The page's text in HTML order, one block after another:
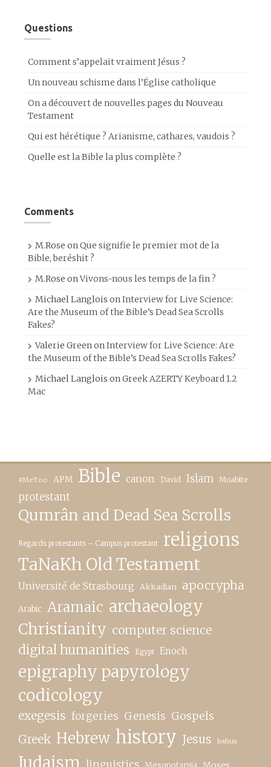
Questions
Comment s’appelait vraiment Jésus ?
Un nouveau schisme dans l’Église catholique
On a découvert de nouvelles pages du Nouveau
Testament
Qui est hérétique ? Arianisme, cathares, vaudois ?
Quelle est la Bible la plus complète ?
Comments
M.Rose onQue signifie le premier mot de la
Bible, beréshit ?
M.Rose onVivons-nous les temps de la fin ?
Michael Langlois onInterview for Live Science:
Are the Museum of the Bible’s Dead Sea Scrolls
Fakes?
Valerie GreenonInterview for Live Science: Are
the Museum of the Bible’s Dead Sea Scrolls Fakes?
Michael Langlois onGreek AZERTY Keyboard 1.2
Mac
#MeToo APM Bible canon David Islam Moabite
protestant
Qumrân and Dead Sea Scrolls
Regards protestants – Campus protestant religions
TaNaKh Old Testament
Université de Strasbourg Akkadian apocrypha
Arabic Aramaic archaeology
Christianity computer science
digital humanities Egypt Enoch
epigraphy papyrology
codicology
exegesis forgeries Genesis Gospels
Greek Hebrew history Jesus Joshua
Judaism